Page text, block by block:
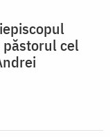
păstorul cel